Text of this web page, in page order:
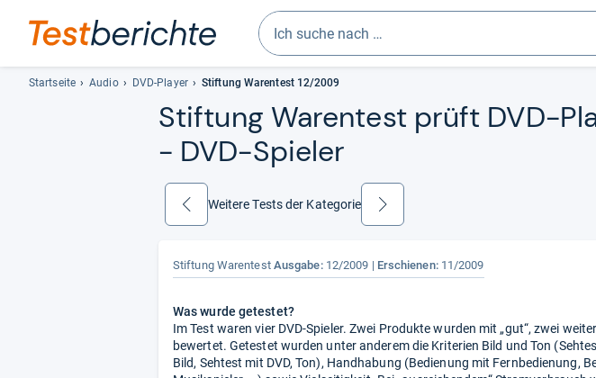
Geben
Sie
mindestens
drei
Zeichen
ein.
erscheinen
lassen
sich
den
Pfeiltasten
auswählen.
Startseite Audio DVD-Player Stiftung Warentest 12/2009
Stif­tung Waren­test prüft DVD-​
-​ DVD-​Spie­ler
zurück Weitere Tests der Kategorie weiter
Stiftung Warentest Ausgabe: 12/2009 Erschienen:11/2009
Was wurde getestet?
Im Test waren vier DVD-Spieler. Zwei Produkte wurden mit „gut“, zwei
bewertet. Getestet wurden unter anderem die Kriterien Bild und Ton
Bild, Sehtest mit DVD, Ton), Handhabung (Bedienung mit Fernbedienung,